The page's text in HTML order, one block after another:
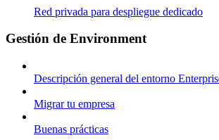
Red privada para despliegue dedicado
Gestión de Environment
Descripción general del entorno
Migrar tu empresa
Buenas prácticas